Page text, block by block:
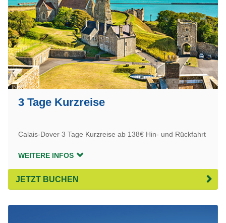
3 Tage Kurzreise
Calais-Dover 3 Tage Kurzreise ab 138€ Hin- und Rückfahrt
WEITERE INFOS
JETZT BUCHEN